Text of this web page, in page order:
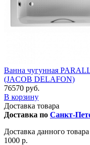
Ванна чугунная
(JACOB DELAFON)
76570 руб.
В корзину
Доставка товара
Доставка по Санкт-
Доставка данного
1000 р.